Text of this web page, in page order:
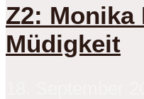
Z2:
Müdigkeit